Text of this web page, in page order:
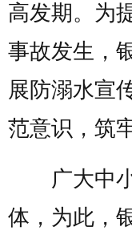
高发期。为
事故发生，
展防溺水宣
范意识，筑
广大中小
体，为此，